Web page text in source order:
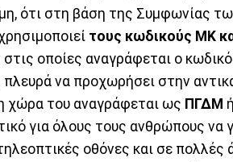
ότι στη βάση της Συμφωνίας
τους κωδικούς MK
στις οποίες αναγράφεται ο
πλευρά να προχωρήσει στην
χώρα του αναγράφεται ως ΠΓΔΜ ή
για όλους τους ανθρώπους να
οθόνες και σε